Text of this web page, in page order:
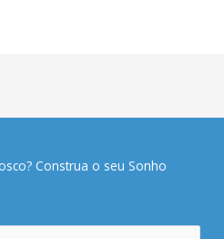
Construa o seu Sonho